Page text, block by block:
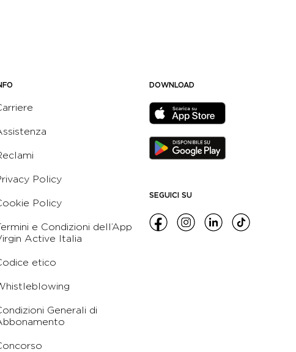
Policy
Policy
e Condizioni dell’App
Active Italia
etico
Generali di
DOWNLOAD
SEGUICI SU